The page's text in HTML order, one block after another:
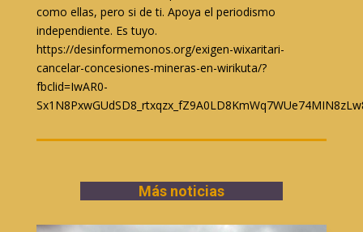
como ellas, pero si de ti. Apoya el periodismo
independiente. Es tuyo.
https://desinformemonos.org/exigen-wixaritari-
cancelar-concesiones-mineras-en-wirikuta/?
fbclid=IwAR0-
Más noticias